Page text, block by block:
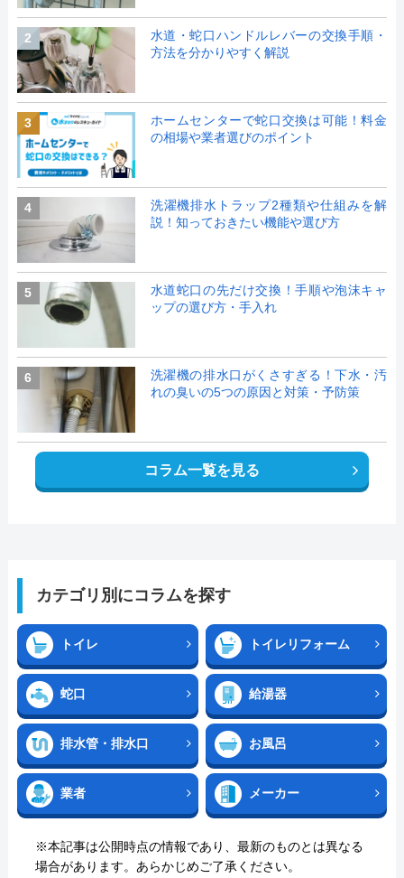
2
水道・蛇口ハンドルレバーの交換手順・
方法を分かりやすく解説
3
ホームセンターで蛇口交換は可能！料金
の相場や業者選びのポイント
4
洗濯機排水トラップ2種類や仕組みを解
説！知っておきたい機能や選び方
5
水道蛇口の先だけ交換！手順や泡沫キャ
ップの選び方・手入れ
6
洗濯機の排水口がくさすぎる！下水・汚
れの臭いの5つの原因と対策・予防策
コラム一覧を見る
カテゴリ別にコラムを探す
トイレ トイレリフォーム
蛇口 給湯器
排水管・排水口 お風呂
業者 メーカー
※本記事は公開時点の情報であり、最新のものとは異なる
場合があります。あらかじめご了承ください。